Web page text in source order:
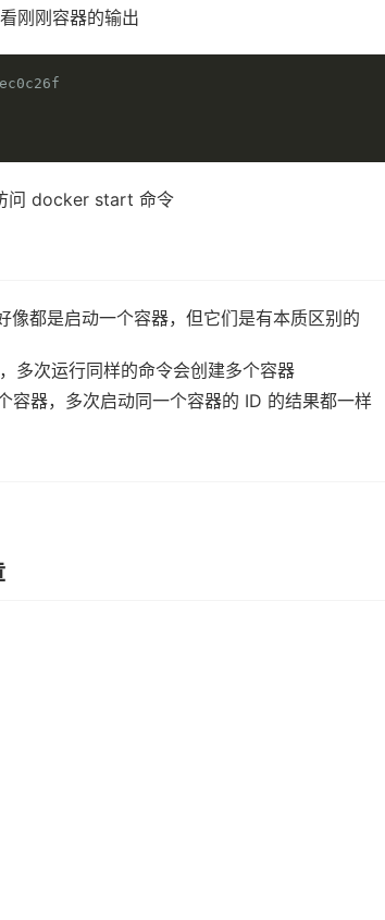
刚刚容器的输出
问 docker start 命令
像都是启动一个容器，但它们是有本质区别的
多次运行同样的命令会创建多个容器
容器，多次启动同一个容器的 ID 的结果都一样